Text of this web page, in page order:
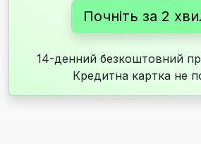
Почніть за 2
14-денний безкоштовний
Кредитна картка не